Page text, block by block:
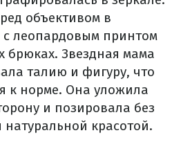
объективом в
леопардовым принтом
брюках. Звездная мама
талию и фигуру, что
к норме. Она уложила
и позировала без
красотой.